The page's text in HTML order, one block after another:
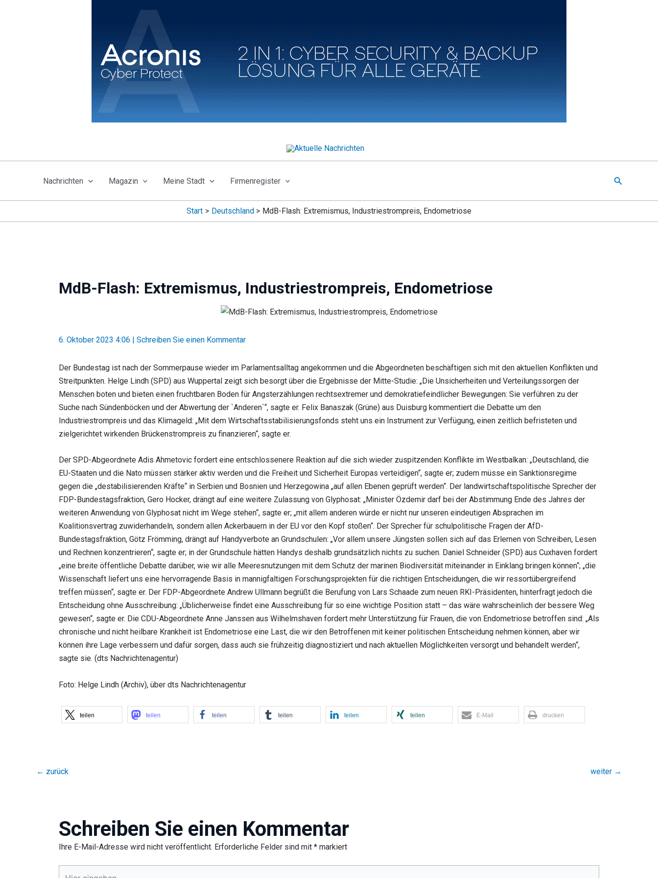
Nachrichten Magazin Meine Stadt Firmenregister Suchen
Start Deutschland MdB-Flash: Extremismus, Industriestrompreis, Endometriose
MdB-Flash: Extremismus, Industriestrompreis, Endometriose
6. Oktober 2023 4:06 Schreiben Sie einen Kommentar
Der Bundestag ist nach der Sommerpause wieder im Parlamentsalltag angekommen und die Abgeordneten beschäftigen sich mit den aktuellen Konflikten und
Streitpunkten. Helge Lindh (SPD) aus Wuppertal zeigt sich besorgt über die Ergebnisse der Mitte-Studie: „Die Unsicherheiten und Verteilungssorgen der
Menschen boten und bieten einen fruchtbaren Boden für Angsterzählungen rechtsextremer und demokratiefeindlicher Bewegungen: Sie verführen zu der
Suche nach Sündenböcken und der Abwertung der `Anderen`“, sagte er. Felix Banaszak (Grüne) aus Duisburg kommentiert die Debatte um den
Industriestrompreis und das Klimageld: „Mit dem Wirtschaftsstabilisierungsfonds steht uns ein Instrument zur Verfügung, einen zeitlich befristeten und
zielgerichtet wirkenden Brückenstrompreis zu finanzieren“, sagte er.
Der SPD-Abgeordnete Adis Ahmetovic fordert eine entschlossenere Reaktion auf die sich wieder zuspitzenden Konflikte im Westbalkan: „Deutschland, die
EU-Staaten und die Nato müssen stärker aktiv werden und die Freiheit und Sicherheit Europas verteidigen“, sagte er; zudem müsse ein Sanktionsregime
gegen die „destabilisierenden Kräfte“ in Serbien und Bosnien und Herzegowina „auf allen Ebenen geprüft werden“. Der landwirtschaftspolitische Sprecher der
FDP-Bundestagsfraktion, Gero Hocker, drängt auf eine weitere Zulassung von Glyphosat: „Minister Özdemir darf bei der Abstimmung Ende des Jahres der
weiteren Anwendung von Glyphosat nicht im Wege stehen“, sagte er; „mit allem anderen würde er nicht nur unseren eindeutigen Absprachen im
Koalitionsvertrag zuwiderhandeln, sondern allen Ackerbauern in der EU vor den Kopf stoßen“. Der Sprecher für schulpolitische Fragen der AfD-
Bundestagsfraktion, Götz Frömming, drängt auf Handyverbote an Grundschulen: „Vor allem unsere Jüngsten sollen sich auf das Erlernen von Schreiben, Lesen
und Rechnen konzentrieren“, sagte er; in der Grundschule hätten Handys deshalb grundsätzlich nichts zu suchen. Daniel Schneider (SPD) aus Cuxhaven fordert
„eine breite öffentliche Debatte darüber, wie wir alle Meeresnutzungen mit dem Schutz der marinen Biodiversität miteinander in Einklang bringen können“; „die
Wissenschaft liefert uns eine hervorragende Basis in mannigfaltigen Forschungsprojekten für die richtigen Entscheidungen, die wir ressortübergreifend
treffen müssen“, sagte er. Der FDP-Abgeordnete Andrew Ullmann begrüßt die Berufung von Lars Schaade zum neuen RKI-Präsidenten, hinterfragt jedoch die
Entscheidung ohne Ausschreibung: „Üblicherweise findet eine Ausschreibung für so eine wichtige Position statt – das wäre wahrscheinlich der bessere Weg
gewesen“, sagte er. Die CDU-Abgeordnete Anne Janssen aus Wilhelmshaven fordert mehr Unterstützung für Frauen, die von Endometriose betroffen sind: „Als
chronische und nicht heilbare Krankheit ist Endometriose eine Last, die wir den Betroffenen mit keiner politischen Entscheidung nehmen können, aber wir
können ihre Lage verbessern und dafür sorgen, dass auch sie frühzeitig diagnostiziert und nach aktuellen Möglichkeiten versorgt und behandelt werden“,
sagte sie. (dts Nachrichtenagentur)
Foto: Helge Lindh (Archiv), über dts Nachrichtenagentur
teilen teilen teilen teilen teilen teilen E-Mail drucken
← zurück weiter →
Schreiben Sie einen Kommentar
Ihre E-Mail-Adresse wird nicht veröffentlicht. Erforderliche Felder sind mit * markiert